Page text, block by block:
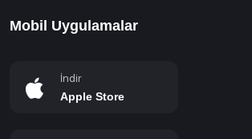
Mobil Uygulamalar
İndir
Apple Store